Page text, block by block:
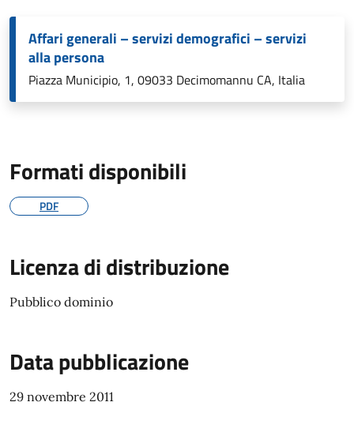
Affari generali – servizi demografici – servizi
alla persona
Piazza Municipio, 1, 09033 Decimomannu CA, Italia
Formati disponibili
PDF
Licenza di distribuzione
Pubblico dominio
Data pubblicazione
29 novembre 2011